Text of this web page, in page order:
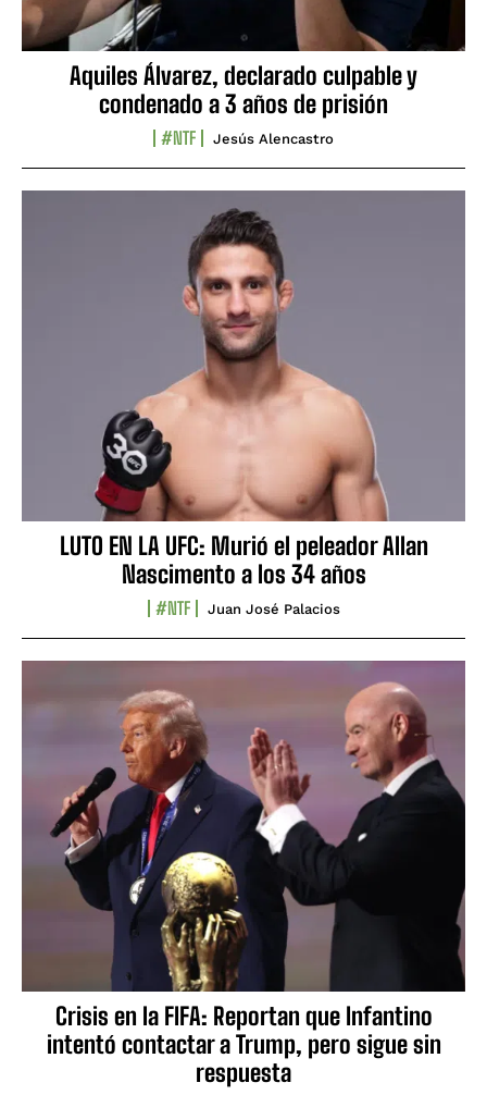
Aquiles Álvarez, declarado culpable y
condenado a 3 años de prisión
#NTF Jesús Alencastro
LUTO EN LA UFC: Murió el peleador Allan
Nascimento a los 34 años
#NTF Juan José Palacios
Crisis en la FIFA: Reportan que Infantino
intentó contactar a Trump, pero sigue sin
respuesta